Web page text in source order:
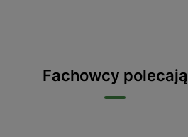
Fachowcy polecają